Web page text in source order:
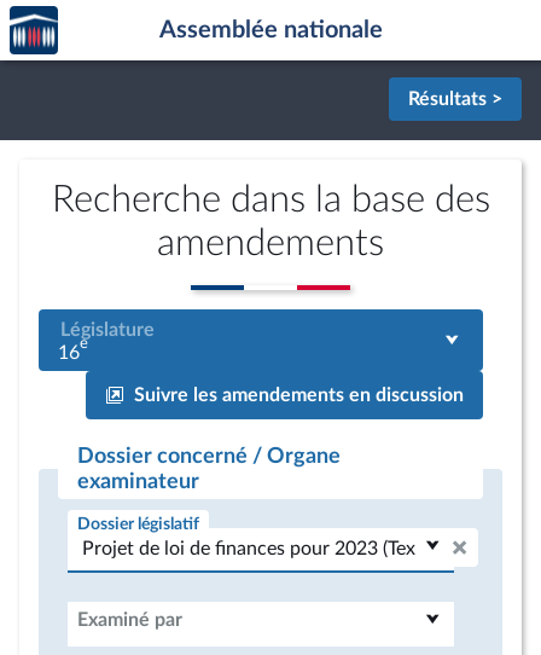
Aller au contenu
Aller en bas de la page
Accèder
à la
page
Assemblée nationale
Résultats >
Recherche dans la base des
amendements
Législature
16e
Suivre les amendements en discussion
Dossier concerné / Organe
examinateur
Dossier législatif
Examiné par